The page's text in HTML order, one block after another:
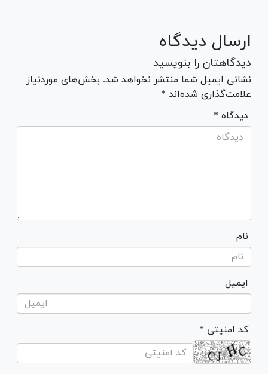
ارسال دیدگاه
دیدگاهتان را بنویسید
نشانی ایمیل شما منتشر نخواهد شد. بخش‌های موردنیاز
علامت‌گذاری شده‌اند *
* دیدگاه
نام
ایمیل
* کد امنیتی